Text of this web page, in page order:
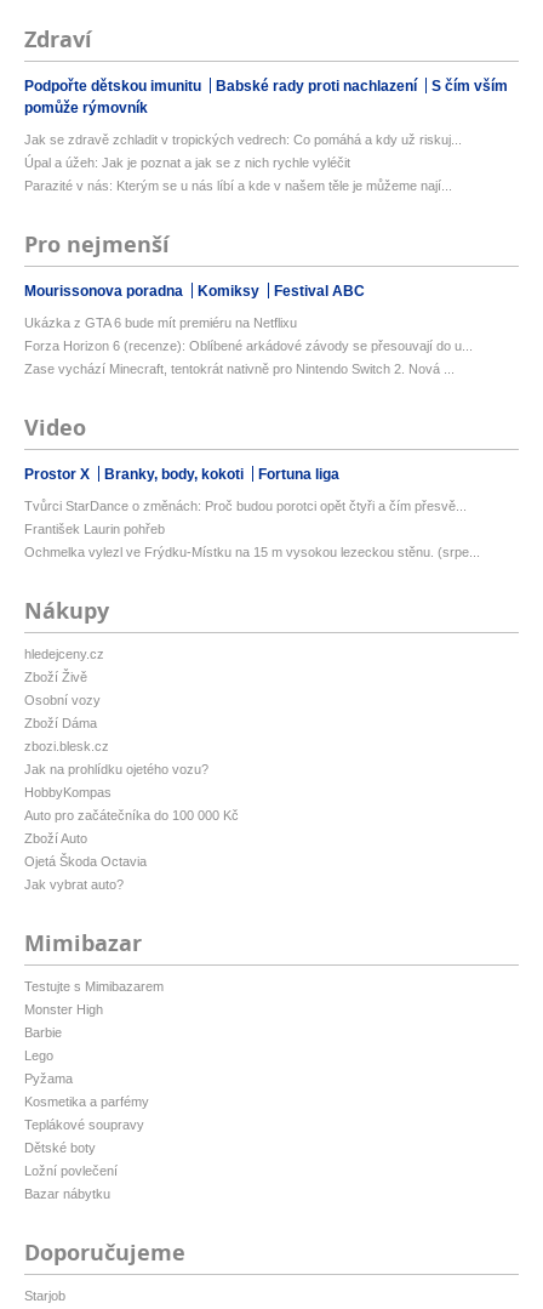
Zdraví
Podpořte dětskou imunitu Babské rady proti nachlazení
S čím vším
pomůže rýmovník
Jak se zdravě zchladit v tropických vedrech: Co pomáhá a kdy už riskuj...
Úpal a úžeh: Jak je poznat a jak se z nich rychle vyléčit
Parazité v nás: Kterým se u nás líbí a kde v našem těle je můžeme nají...
Pro nejmenší
Mourissonova poradna Komiksy Festival ABC
Ukázka z GTA 6 bude mít premiéru na Netflixu
Forza Horizon 6 (recenze): Oblíbené arkádové závody se přesouvají do u...
Zase vychází Minecraft, tentokrát nativně pro Nintendo Switch 2. Nová ...
Video
Prostor X Branky, body, kokoti Fortuna liga
Tvůrci StarDance o změnách: Proč budou porotci opět čtyři a čím přesvě...
František Laurin pohřeb
Ochmelka vylezl ve Frýdku-Místku na 15 m vysokou lezeckou stěnu. (srpe...
Nákupy
hledejceny.cz
Zboží Živě
Osobní vozy
Zboží Dáma
zbozi.blesk.cz
Jak na prohlídku ojetého vozu?
HobbyKompas
Auto pro začátečníka do 100 000 Kč
Zboží Auto
Ojetá Škoda Octavia
Jak vybrat auto?
Mimibazar
Testujte s Mimibazarem
Monster High
Barbie
Lego
Pyžama
Kosmetika a parfémy
Teplákové soupravy
Dětské boty
Ložní povlečení
Bazar nábytku
Doporučujeme
Starjob